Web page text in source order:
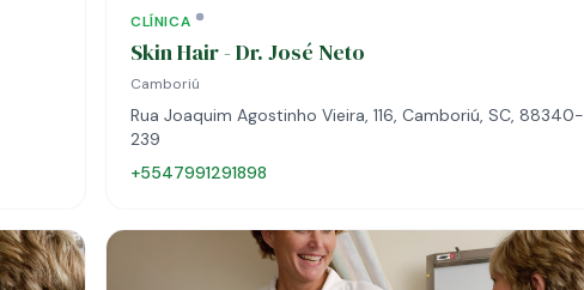
CLÍNICA
Skin Hair - Dr. José Neto
Camboriú
Rua Joaquim Agostinho Vieira, 116, Camboriú, SC, 88340-
239
+5547991291898